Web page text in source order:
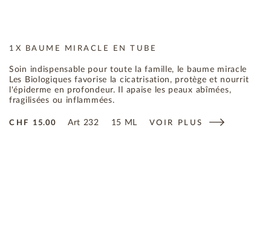
1X BAUME MIRACLE EN TUBE
Soin indispensable pour toute la famille, le baume miracle
Les Biologiques favorise la cicatrisation, protège et nourrit
l'épiderme en profondeur. Il apaise les peaux abîmées,
fragilisées ou inflammées.
CHF 15.00 Art 232 15 ML VOIR PLUS